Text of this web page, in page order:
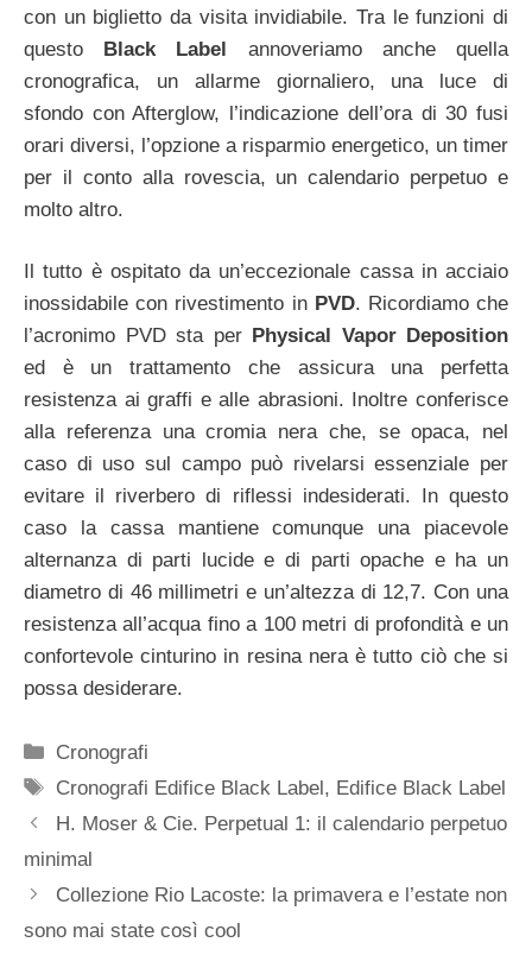
con un biglietto da visita invidiabile. Tra le funzioni di
questo Black Label annoveriamo anche quella
cronografica, un allarme giornaliero, una luce di
sfondo con Afterglow, l’indicazione dell’ora di 30 fusi
orari diversi, l’opzione a risparmio energetico, un timer
per il conto alla rovescia, un calendario perpetuo e
molto altro.
Il tutto è ospitato da un’eccezionale cassa in acciaio
inossidabile con rivestimento in PVD. Ricordiamo che
l’acronimo PVD sta per Physical Vapor Deposition
ed è un trattamento che assicura una perfetta
resistenza ai graffi e alle abrasioni. Inoltre conferisce
alla referenza una cromia nera che, se opaca, nel
caso di uso sul campo può rivelarsi essenziale per
evitare il riverbero di riflessi indesiderati. In questo
caso la cassa mantiene comunque una piacevole
alternanza di parti lucide e di parti opache e ha un
diametro di 46 millimetri e un’altezza di 12,7. Con una
resistenza all’acqua fino a 100 metri di profondità e un
confortevole cinturino in resina nera è tutto ciò che si
possa desiderare.
Categorie
Cronografi
Tag
Cronografi Edifice Black Label, Edifice Black Label
Navigazione
articolo
H. Moser & Cie. Perpetual 1: il calendario perpetuo
minimal
Collezione Rio Lacoste: la primavera e l’estate non
sono mai state così cool